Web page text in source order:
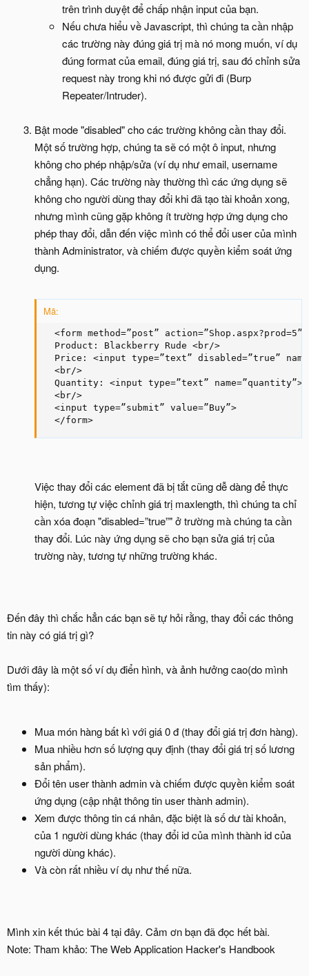
trên trình duyệt để chấp nhận input của bạn.
Nếu chưa hiểu về Javascript, thì chúng ta cần nhập
các trường này đúng giá trị mà nó mong muốn, ví dụ
đúng format của email, đúng giá trị, sau đó chỉnh sửa
request này trong khi nó được gửi đi (Burp
Repeater/Intruder).
Bật mode "disabled" cho các trường không cần thay đổi.
Một số trường hợp, chúng ta sẽ có một ô input, nhưng
không cho phép nhập/sửa (ví dụ như email, username
chẳng hạn). Các trường này thường thì các ứng dụng sẽ
không cho người dùng thay đổi khi đã tạo tài khoản xong,
nhưng mình cũng gặp không ít trường hợp ứng dụng cho
phép thay đổi, dẫn đến việc mình có thể đổi user của mình
thành Administrator, và chiếm được quyền kiểm soát ứng
dụng.
Mã:
  <form method=”post” action=”Shop.aspx?prod=5”>
  Product: Blackberry Rude <br/>
Price: <input type=”text” disabled=”true”
  <br/>
Quantity: <input type=”text” name=”quantity”>
  <br/>
  <input type=”submit” value=”Buy”>
  </form>
Việc thay đổi các element đã bị tắt cũng dễ dàng để thực
hiện, tương tự việc chỉnh giá trị maxlength, thì chúng ta chỉ
cần xóa đoạn "disabled=”true”" ở trường mà chúng ta cần
thay đổi. Lúc này ứng dụng sẽ cho bạn sửa giá trị của
trường này, tương tự những trường khác.
Đến đây thì chắc hẳn các bạn sẽ tự hỏi rằng, thay đổi các thông
tin này có giá trị gì?
Dưới đây là một số ví dụ điển hình, và ảnh hưởng cao(do mình
tìm thấy):
Mua món hàng bất kì với giá 0 đ (thay đổi giá trị đơn hàng).
Mua nhiều hơn số lượng quy định (thay đổi giá trị số lương
sản phẩm).
Đổi tên user thành admin và chiếm được quyền kiểm soát
ứng dụng (cập nhật thông tin user thành admin).
Xem được thông tin cá nhân, đặc biệt là số dư tài khoản,
của 1 người dùng khác (thay đổi id của mình thành id của
người dùng khác).
Và còn rất nhiều ví dụ như thế nữa.
Mình xin kết thúc bài 4 tại đây. Cảm ơn bạn đã đọc hết bài.
Note: Tham khảo: The Web Application Hacker's Handbook